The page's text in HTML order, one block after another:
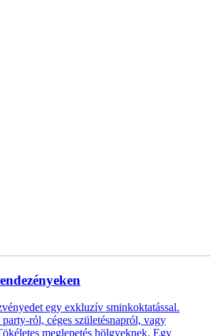
egy exkluzív sminkoktatással.
ról, céges születésnapról, vagy
meglepetés hölgyeknek. Egy